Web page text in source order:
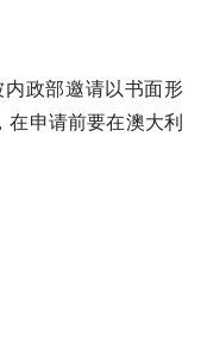
政部邀请以书面形
在申请前要在澳大利